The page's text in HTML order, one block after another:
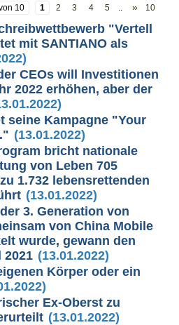
10 1 2 3 4 5 » 10
"Vertell
mit SANTIANO als
CEOs will Investitionen
2022 erhöhen, aber der
seine Kampagne "Your
(13.01.2022)
bricht nationale
von Leben 705
1.732 lebensrettenden
(13.01.2022)
3. Generation von
von China Mobile
wurde, gewann den
2021 (13.01.2022)
Körper oder ein
Ex-Oberst zu
(13.01.2022)